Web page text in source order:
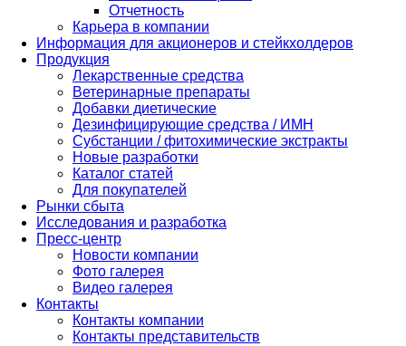
Отчетность
Карьера в компании
Информация для акционеров и стейкхолдеров
Продукция
Лекарственные средства
Ветеринарные препараты
Добавки диетические
Дезинфицирующие средства / ИМН
Субстанции / фитохимические экстракты
Новые разработки
Каталог статей
Для покупателей
Рынки сбыта
Исследования и разработка
Пресс-центр
Новости компании
Фото галерея
Видео галерея
Контакты
Контакты компании
Контакты представительств